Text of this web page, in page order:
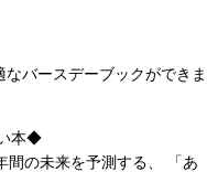
バースデーブックができま
本◆
間の未来を予測する、 「あ